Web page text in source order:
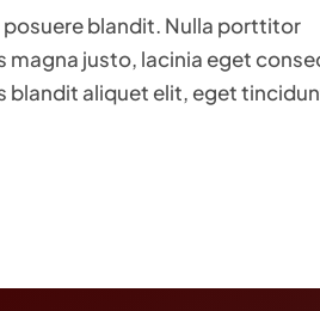
blandit. Nulla porttitor
magna justo, lacinia eget
blandit aliquet elit, eget